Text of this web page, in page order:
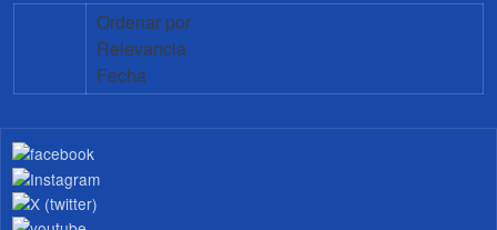
Ordenar por
Relevancia
Fecha